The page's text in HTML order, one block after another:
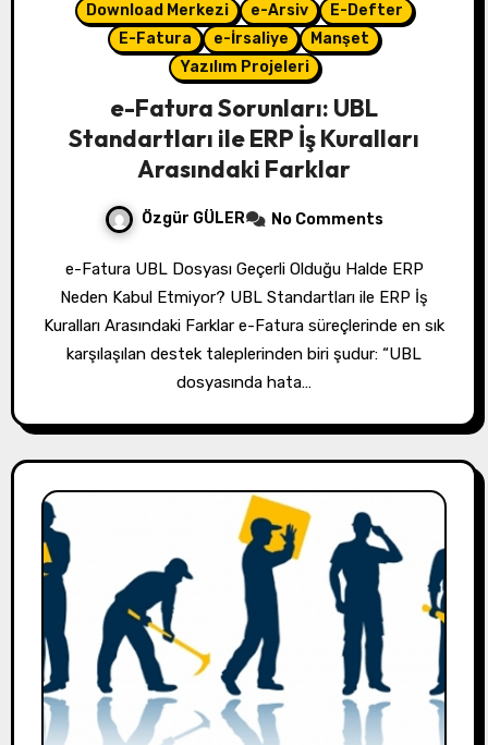
Download Merkezi e-Arsiv
E-Defter
E-Fatura
e-İrsaliye
Manşet
Yazılım Projeleri
e-Fatura Sorunları: UBL
Standartları ile ERP İş Kuralları
Arasındaki Farklar
Özgür GÜLER No Comments
e-Fatura UBL Dosyası Geçerli Olduğu Halde ERP
Neden Kabul Etmiyor? UBL Standartları ile ERP İş
Kuralları Arasındaki Farklar e-Fatura süreçlerinde en sık
karşılaşılan destek taleplerinden biri şudur: “UBL
dosyasında hata…